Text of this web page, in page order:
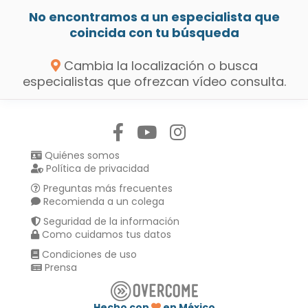
No encontramos a un especialista que
coincida con tu búsqueda
Cambia la localización o busca
especialistas que ofrezcan vídeo consulta.
Quiénes somos
Política de privacidad
Preguntas más frecuentes
Recomienda a un colega
Seguridad de la información
Como cuidamos tus datos
Condiciones de uso
Prensa